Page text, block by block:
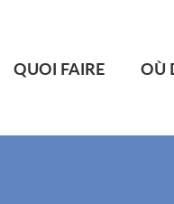
QUOI FAIRE OÙ